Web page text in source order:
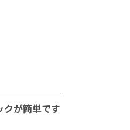
クが簡単です